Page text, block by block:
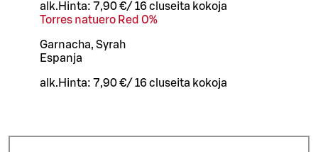
alk. Hinta: 7,90 €/ 16 cl useita kokoja
Torres natuero Red 0%
Garnacha, Syrah
Espanja
alk. Hinta: 7,90 €/ 16 cl useita kokoja